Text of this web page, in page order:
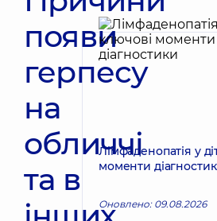
появи
герпесу
на
обличчі
та в
Лімфаденопатія у
моменти
Оновлено: 09.08.2026